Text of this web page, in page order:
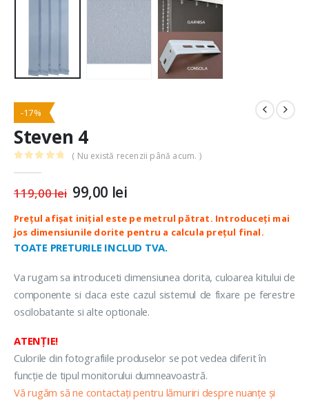
-17%
Steven 4
( Nu există recenzii până acum. )
119,00lei Prețul
inițial
a
fost:
119,00 lei.
99,00 leiPrețul
este:
99,00 lei.
TOATE PRETURILE INCLUD TVA.
Va rugam sa introduceti dimensiunea dorita, culoarea kitului de
componente si daca este cazul sistemul de fixare pe ferestre
oscilobatante si alte optionale.
ATENȚIE!
Culorile din fotografiile produselor se pot vedea diferit în
funcție de tipul monitorului dumneavoastră.
Vă rugăm să ne contactați pentru lămuriri despre nuanțe și